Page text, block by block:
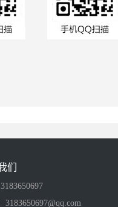
们
3183650697@qq.com